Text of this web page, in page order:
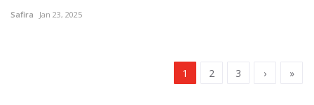
Safira Jan 23, 2025
1 2 3 › »